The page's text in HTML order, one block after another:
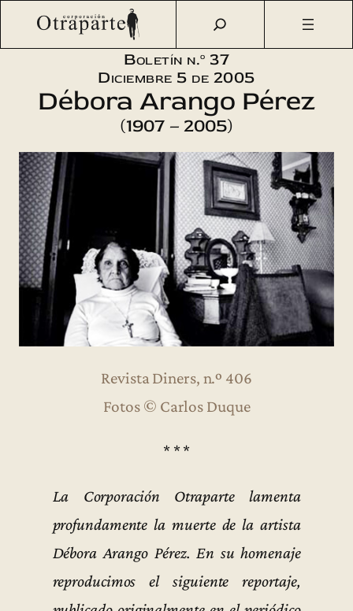
Saltar
Otraparte.org /Corporación Boletín/
Boletín n.º 37 –
Débora Arango Pérez (1907 – 2005)
Boletín n.º 37
Diciembre 5 de 2005
Débora Arango Pérez
(1907 – 2005)
Revista Diners, n.º 406
Fotos © Carlos Duque
* * *
La Corporación Otraparte lamenta
profundamente la muerte de la artista
Débora Arango Pérez. En su homenaje
reproducimos el siguiente reportaje,